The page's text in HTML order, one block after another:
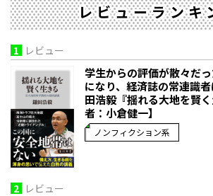
レビューランキ
1 レビュー
学生からの評価が散々だ
になり、経済誌の常連識者
田浩毅『揺れる大地を賢
者：小倉健一】
ノンフィクション系
2 レビュー